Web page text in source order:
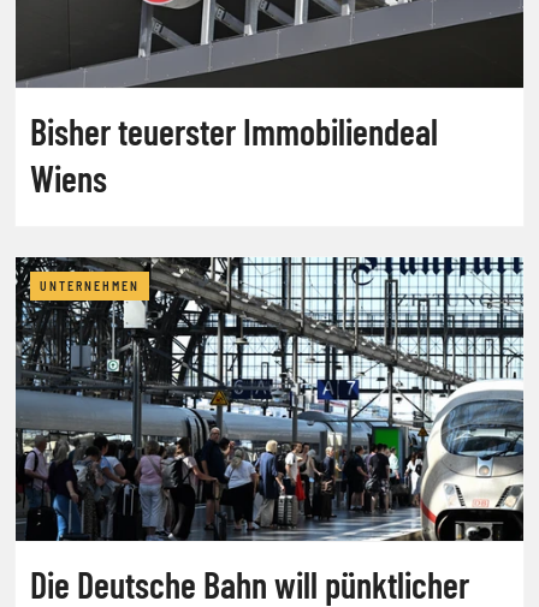
Bisher teuerster Immobiliendeal
Wiens
UNTERNEHMEN
Die Deutsche Bahn will pünktlicher